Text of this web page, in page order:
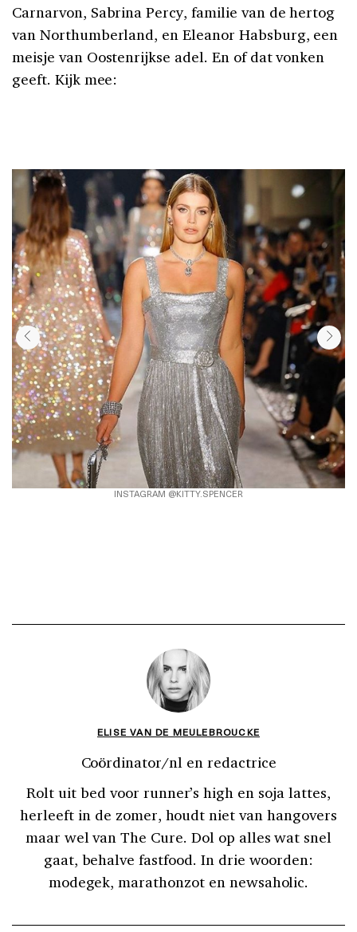
Carnarvon, Sabrina Percy, familie van de hertog
van Northumberland, en Eleanor Habsburg, een
meisje van Oostenrijkse adel. En of dat vonken
geeft. Kijk mee:
INSTAGRAM @KITTY.SPENCER
ELISE VAN DE MEULEBROUCKE
Coördinator/nl en redactrice
Rolt uit bed voor runner’s high en soja lattes,
herleeft in de zomer, houdt niet van hangovers
maar wel van The Cure. Dol op alles wat snel
gaat, behalve fastfood. In drie woorden:
modegek, marathonzot en newsaholic.